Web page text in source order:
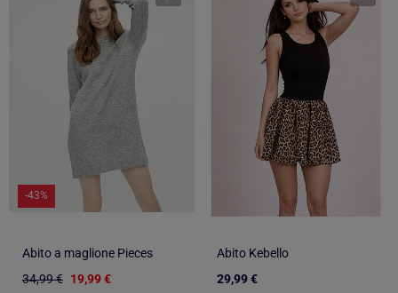
-43%
Abito a maglione Pieces
34,99 € 19,99 €
Abito Kebello
29,99 €